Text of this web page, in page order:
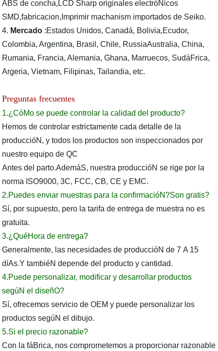
ABS de concha,LCD Sharp originales electróNicos
SMD,fabricacion,Imprimir machanism importados de Seiko.
4. Mercado :Estados Unidos, Canadá, Bolivia,Ecudor,
Colombia, Argentina, Brasil, Chile, RussiaAustralia, China,
Rumania, Francia, Alemania, Ghana, Marruecos, SudáFrica,
Argeria, Vietnam, Filipinas, Tailandia, etc.
Preguntas frecuentes
1.¿CóMo se puede controlar la calidad del producto?
Hemos de controlar estrictamente cada detalle de la
produccióN, y todos los productos son inspeccionados por
nuestro equipo de QC
Antes del parto.AdemáS, nuestra produccióN se rige por la
norma ISO9000, 3C, FCC, CB, CE y EMC.
2.Puedes enviar muestras para la confirmacióN?Son gratis?
Sí, por supuesto, pero la tarifa de entrega de muestra no es
gratuita.
3.¿QuéHora de entrega?
Generalmente, las necesidades de produccióN de 7 A 15
díAs.Y tambiéN depende del producto y cantidad.
4.Puede personalizar, modificar y desarrollar productos
segúN el diseñO?
Sí, ofrecemos servicio de OEM y puede personalizar los
productos segúN el dibujo.
5.Si el precio razonable?
Con la fáBrica, nos comprometemos a proporcionar razonable